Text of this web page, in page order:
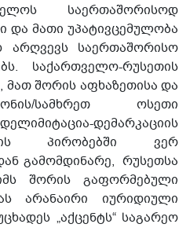
საერთაშორისოდ
და მათი უპატივცემულობა
არღვევს საერთაშორისო
საქართველო-რუსეთის
შორის აფხაზეთისა და
სამხრეთ ოსეთი
დემარკაციის
პირობებში ვერ
გამომდინარე, რუსეთსა
შორის გაფორმებული
არანაირი იურიდიული
„აქცენტს“ საგარეო